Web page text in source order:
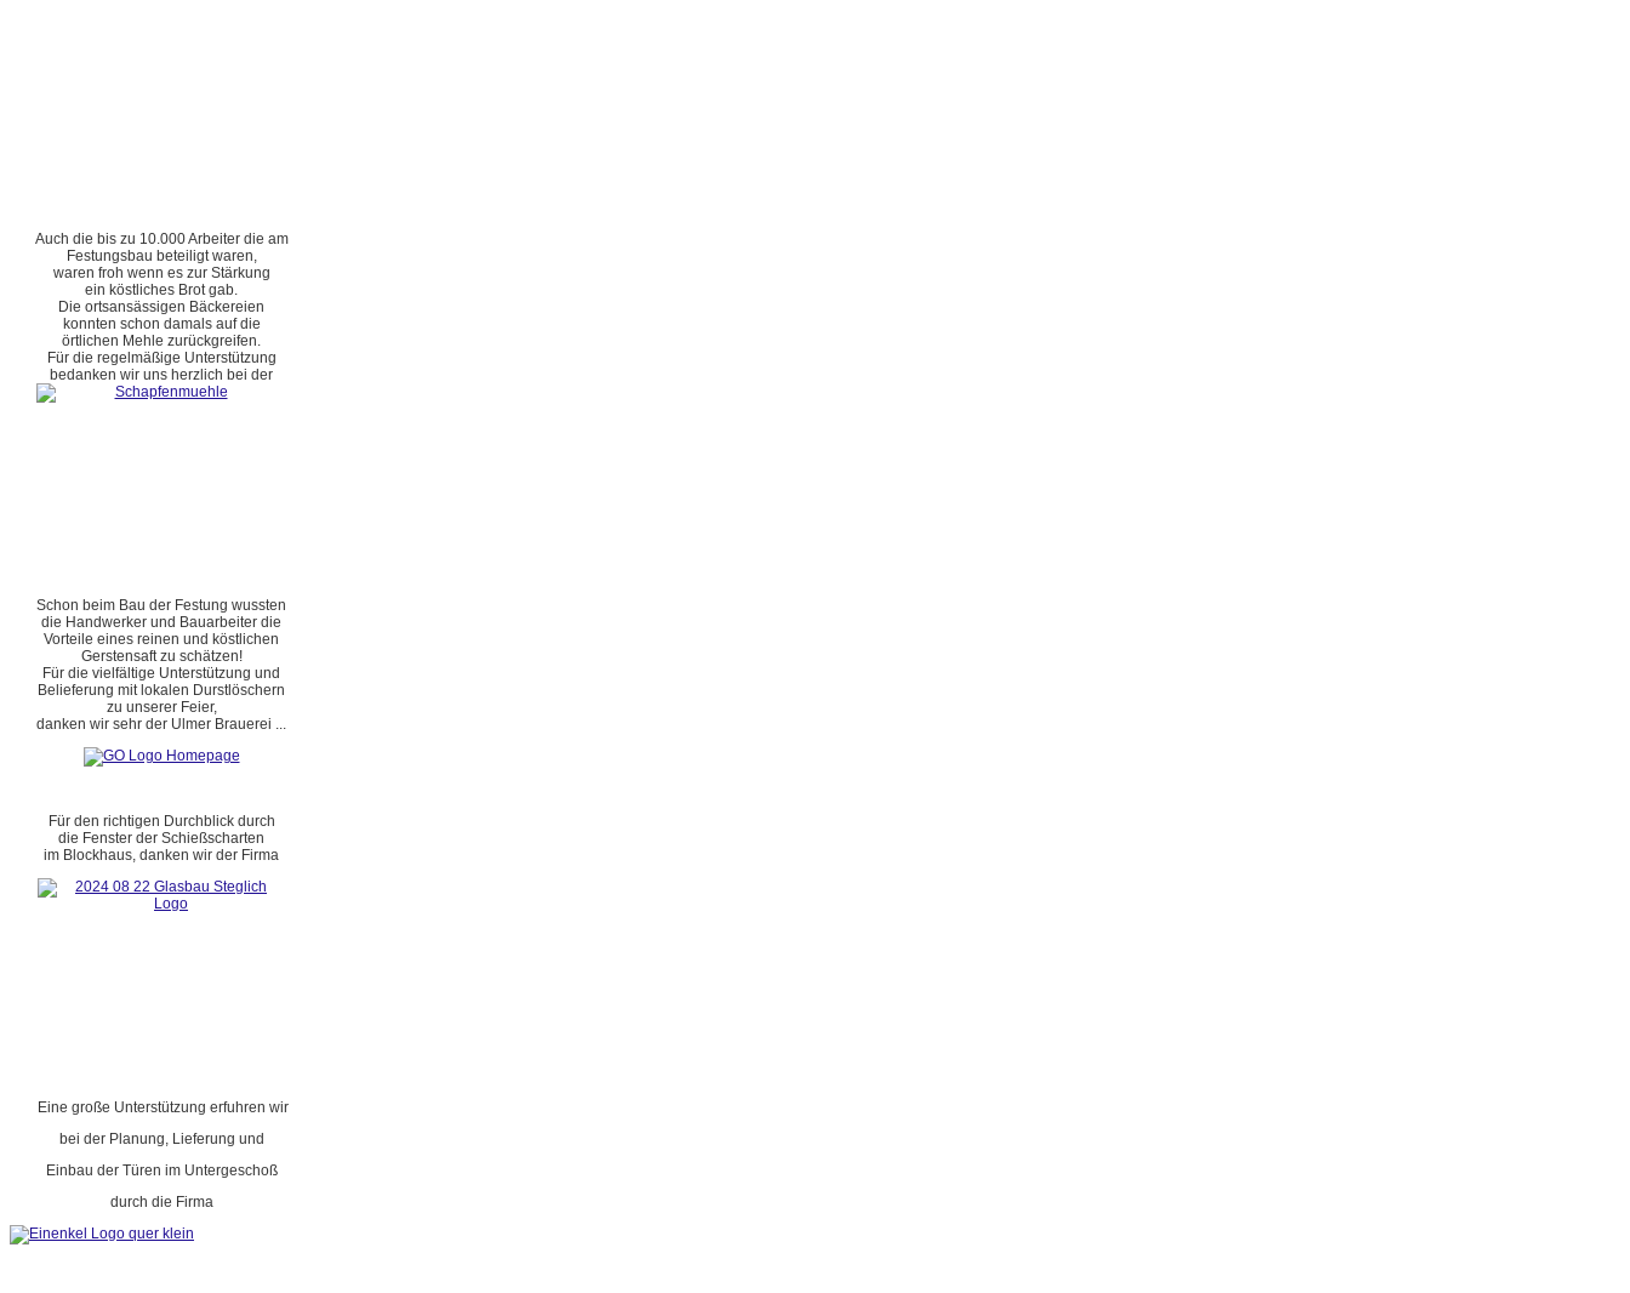
Auch die bis zu 10.000 Arbeiter die am
Festungsbau beteiligt waren,
waren froh wenn es zur Stärkung
ein köstliches Brot gab.
Die ortsansässigen Bäckereien
konnten schon damals auf die
örtlichen Mehle zurückgreifen.
Für die regelmäßige Unterstützung
bedanken wir uns herzlich bei der
Schon beim Bau der Festung wussten
die Handwerker und Bauarbeiter die
Vorteile eines reinen und köstlichen
Gerstensaft zu schätzen!
Für die vielfältige Unterstützung und
Belieferung mit lokalen Durstlöschern
zu unserer Feier,
danken wir sehr der Ulmer Brauerei ...
Für den richtigen Durchblick durch
die Fenster der Schießscharten
im Blockhaus, danken wir der Firma
Eine große Unterstützung erfuhren wir
bei der Planung, Lieferung und
Einbau der Türen im Untergeschoß
durch die Firma